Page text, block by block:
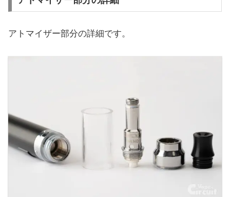
アトマイザー部分の詳細です。